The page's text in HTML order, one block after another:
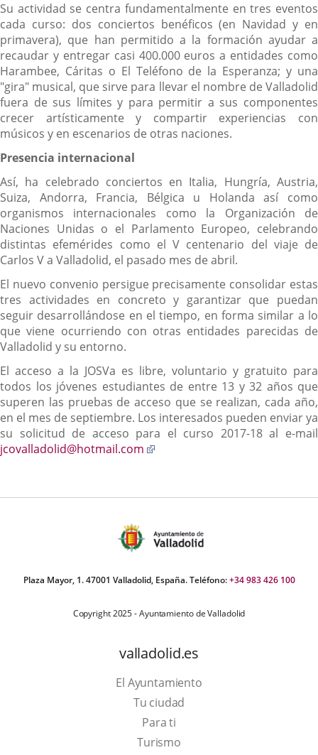
Su actividad se centra fundamentalmente en tres eventos
cada curso: dos conciertos benéficos (en Navidad y en
primavera), que han permitido a la formación ayudar a
recaudar y entregar casi 400.000 euros a entidades como
Harambee, Cáritas o El Teléfono de la Esperanza; y una
"gira" musical, que sirve para llevar el nombre de Valladolid
fuera de sus límites y para permitir a sus componentes
crecer artísticamente y compartir experiencias con
músicos y en escenarios de otras naciones.
Presencia internacional
Así, ha celebrado conciertos en Italia, Hungría, Austria,
Suiza, Andorra, Francia, Bélgica u Holanda así como
organismos internacionales como la Organización de
Naciones Unidas o el Parlamento Europeo, celebrando
distintas efemérides como el V centenario del viaje de
Carlos V a Valladolid, el pasado mes de abril.
El nuevo convenio persigue precisamente consolidar estas
tres actividades en concreto y garantizar que puedan
seguir desarrollándose en el tiempo, en forma similar a lo
que viene ocurriendo con otras entidades parecidas de
Valladolid y su entorno.
El acceso a la JOSVa es libre, voluntario y gratuito para
todos los jóvenes estudiantes de entre 13 y 32 años que
superen las pruebas de acceso que se realizan, cada año,
en el mes de septiembre. Los interesados pueden enviar ya
su solicitud de acceso para el curso 2017-18 al e-mail
jcovalladolid@hotmail.com
aplicación
Plaza Mayor, 1. 47001 Valladolid, España. Teléfono:+34 983 426 100
Copyright 2025 - Ayuntamiento de Valladolid
valladolid.es
El Ayuntamiento
Tu ciudad
Para ti
TurismoEste